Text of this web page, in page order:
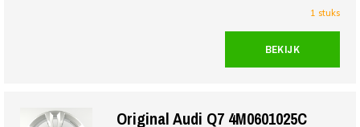
1 stuks
BEKIJK
Original Audi Q7 4M0601025C